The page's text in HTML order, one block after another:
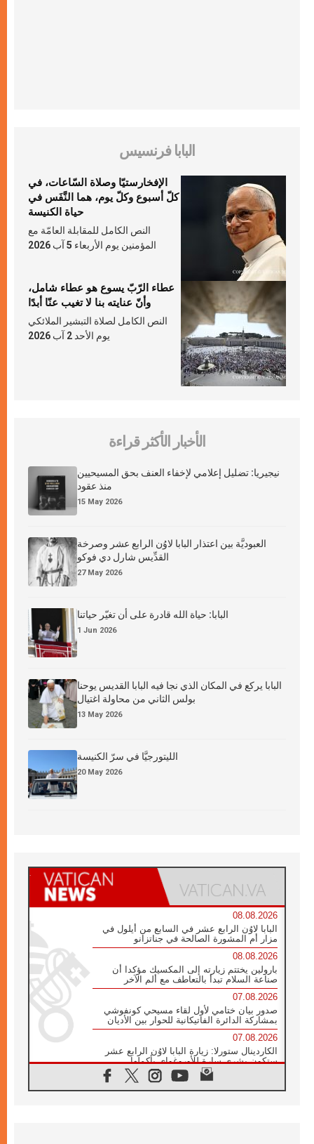
البابا فرنسيس
الإفخارستيّا وصلاة السّاعات، في
كلّ أسبوع وكلّ يوم، هما النَّفَس في
حياة الكنيسة
النص الكامل للمقابلة العامّة مع
المؤمنين يوم الأربعاء 5 آب 2026
عطاء الرّبّ يسوع هو عطاء شامل،
وأنّ عنايته بنا لا تغيب عنّا أبدًا
النص الكامل لصلاة التبشير الملائكي
يوم الأحد 2 آب 2026
الأخبار الأكثر قراءة
نيجيريا: تضليل إعلامي لإخفاء العنف بحق المسيحيين
منذ عقود
15 May 2026
العبوديَّة بين اعتذار البابا لاوُن الرابع عشر وصرخة
القدِّيس شارل دي فوكو
27 May 2026
البابا: حياة الله قادرة على أن تغيّر حياتنا
1 Jun 2026
البابا يركع في المكان الذي نجا فيه البابا القديس يوحنا
بولس الثاني من محاولة اغتيال
13 May 2026
الليتورجيَّا في سرّ الكنيسة
20 May 2026
08.08.2026
البابا لاوُن الرابع عشر في السابع من أيلول في
مزار أم المشورة الصالحة في جناتزانو
08.08.2026
بارولين يختتم زيارته إلى المكسيك مؤكدا أن
صناعة السلام تبدأ بالتعاطف مع ألم الآخر
07.08.2026
صدور بيان ختامي لأول لقاء مسيحي كونفوشي
بمشاركة الدائرة الفاتيكانية للحوار بين الأديان
07.08.2026
الكاردينال ستورلا: زيارة البابا لاوُن الرابع عشر
ستكون بشرى سارة للأوروغواي بأكملها
الفاتيكان يعلن برنامج الزيارة الرسولية للبابا لاوُن